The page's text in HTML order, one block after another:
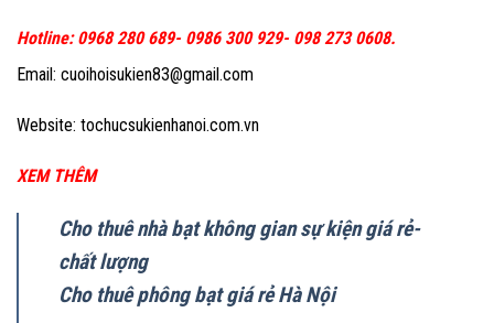
Hotline: 0968 280 689- 0986 300 929- 098 273 0608.
Email: cuoihoisukien83@gmail.com
Website: tochucsukienhanoi.com.vn
XEM THÊM
Cho thuê nhà bạt không gian sự kiện giá rẻ-
chất lượng
Cho thuê phông bạt giá rẻ Hà Nội